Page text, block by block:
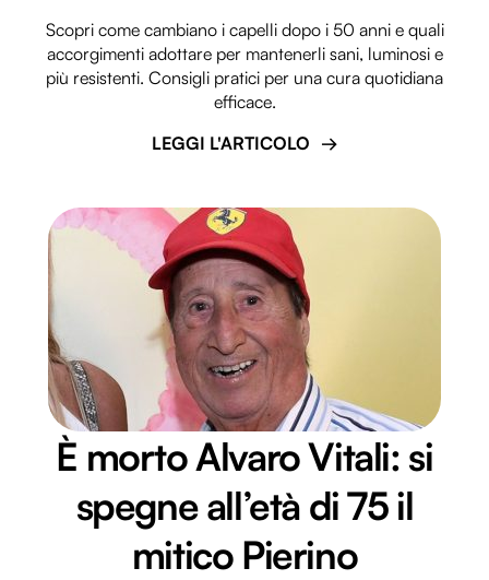
Scopri come cambiano i capelli dopo i 50 anni e quali
accorgimenti adottare per mantenerli sani, luminosi e
più resistenti. Consigli pratici per una cura quotidiana
efficace.
LEGGI L'ARTICOLO
È morto Alvaro Vitali: si
spegne all’età di 75 il
mitico Pierino